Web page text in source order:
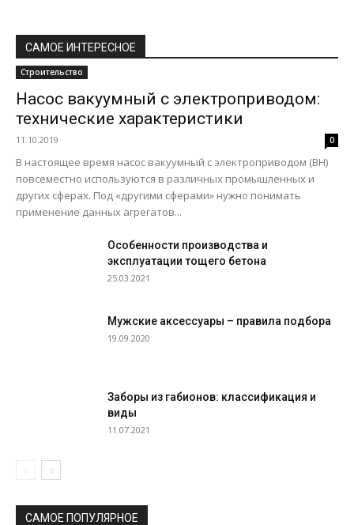
САМОЕ ИНТЕРЕСНОЕ
Строительство
Насос вакуумный с электроприводом:
технические характеристики
11.10.2019 0
В настоящее время насос вакуумный с электроприводом (ВН)
повсеместно используются в различных промышленных и
других сферах. Под «другими сферами» нужно понимать
применение данных агрегатов...
Особенности производства и
эксплуатации тощего бетона
25.03.2021
Мужские аксессуары – правила подбора
19.09.2020
Заборы из габионов: классификация и
виды
11.07.2021
САМОЕ ПОПУЛЯРНОЕ